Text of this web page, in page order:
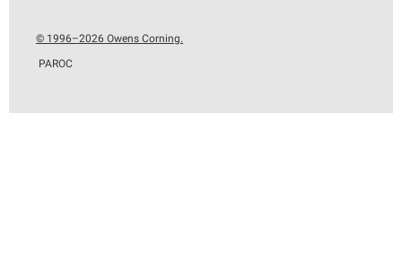
© 1996–2026 Owens Corning.
PAROC